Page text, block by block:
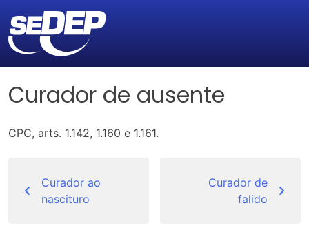
Curador de ausente
CPC, arts. 1.142, 1.160 e 1.161.
de
Post
Curador ao
nascituro
Curador de
falido